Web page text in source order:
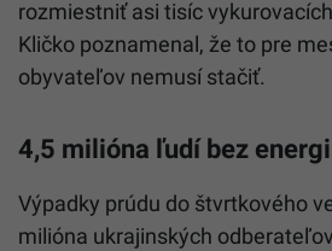
rozmiestniť asi tisíc
Kličko poznamenal, že to pre
obyvateľov nemusí stačiť.
4,5 milióna ľudí bez
Výpadky prúdu do štvrtkového
milióna ukrajinských